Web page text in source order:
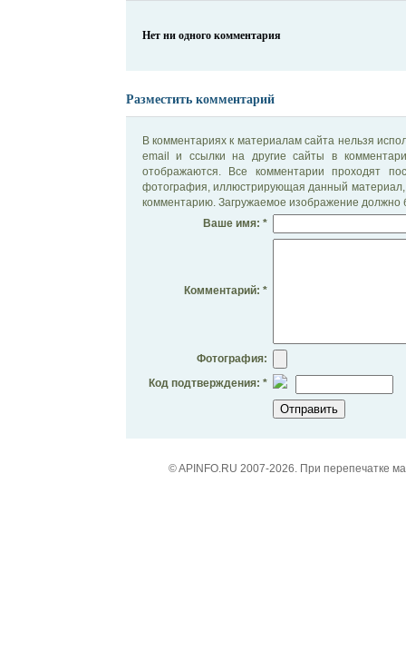
Нет ни одного комментария
Разместить комментарий
В комментариях к материалам сайта нельзя
email и ссылки на другие сайты в
отображаются. Все комментарии проходят
фотография, иллюстрирующая данный материал,
комментарию. Загружаемое изображение должно
Ваше имя: *
Комментарий: *
Фотография:
Код подтверждения: *
© APINFO.RU 2007-2026. При перепечатке